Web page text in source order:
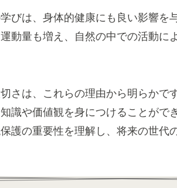
びは、身体的健康にも良い影響を
動量も増え、自然の中での活動に
さは、これらの理由から明らかで
識や価値観を身につけることがで
護の重要性を理解し、将来の世代